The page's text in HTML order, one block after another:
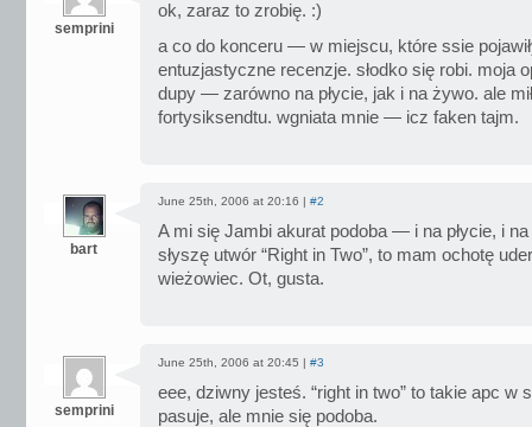
semprini
ok, zaraz to zrobię. :)
a co do konceru — w miejscu, które ssie
entuzjastyczne recenzje. słodko się robi. moja
dupy — zarówno na płycie, jak i na żywo. ale
fortysiksendtu. wgniata mnie — icz faken tajm.
bart
June 25th, 2006 at 20:16 | #2
A mi się Jambi akurat podoba — i na płycie, i
słyszę utwór “Right in Two”, to mam ochotę
wieżowiec. Ot, gusta.
semprini
June 25th, 2006 at 20:45 | #3
eee, dziwny jesteś. “right in two” to takie apc
pasuje, ale mnie się podoba.